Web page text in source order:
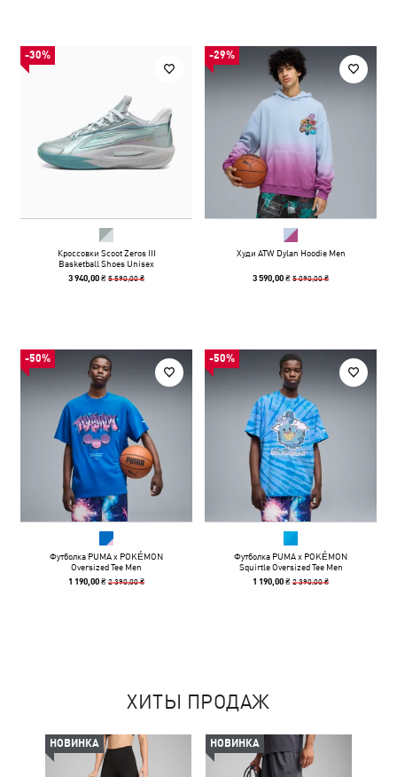
-30%
Кроссовки Scoot Zeros III
Basketball Shoes Unisex
3 940,00 ₴5 590,00 ₴
-29%
Худи ATW Dylan Hoodie Men
3 590,00 ₴5 090,00 ₴
-50%
Футболка PUMA x POKÉMON
Oversized Tee Men
1 190,00 ₴2 390,00 ₴
-50%
Футболка PUMA x POKÉMON
Squirtle Oversized Tee Men
1 190,00 ₴2 390,00 ₴
ХИТЫ ПРОДАЖ
НОВИНКА НОВИНКА